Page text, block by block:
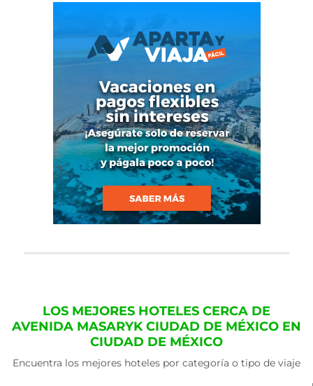
LOS MEJORES HOTELES CERCA DE
AVENIDA MASARYK CIUDAD DE MÉXICO EN
CIUDAD DE MÉXICO
Encuentra los mejores hoteles por categoría o tipo de viaje